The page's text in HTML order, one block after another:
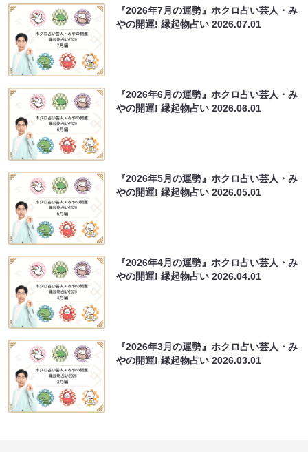
『2026年7月の運勢』ホクロ占い芸人・み
やの開運! 縁起物占い2026.07.01
『2026年6月の運勢』ホクロ占い芸人・み
やの開運! 縁起物占い2026.06.01
『2026年5月の運勢』ホクロ占い芸人・み
やの開運! 縁起物占い2026.05.01
『2026年4月の運勢』ホクロ占い芸人・み
やの開運! 縁起物占い2026.04.01
『2026年3月の運勢』ホクロ占い芸人・み
やの開運! 縁起物占い2026.03.01